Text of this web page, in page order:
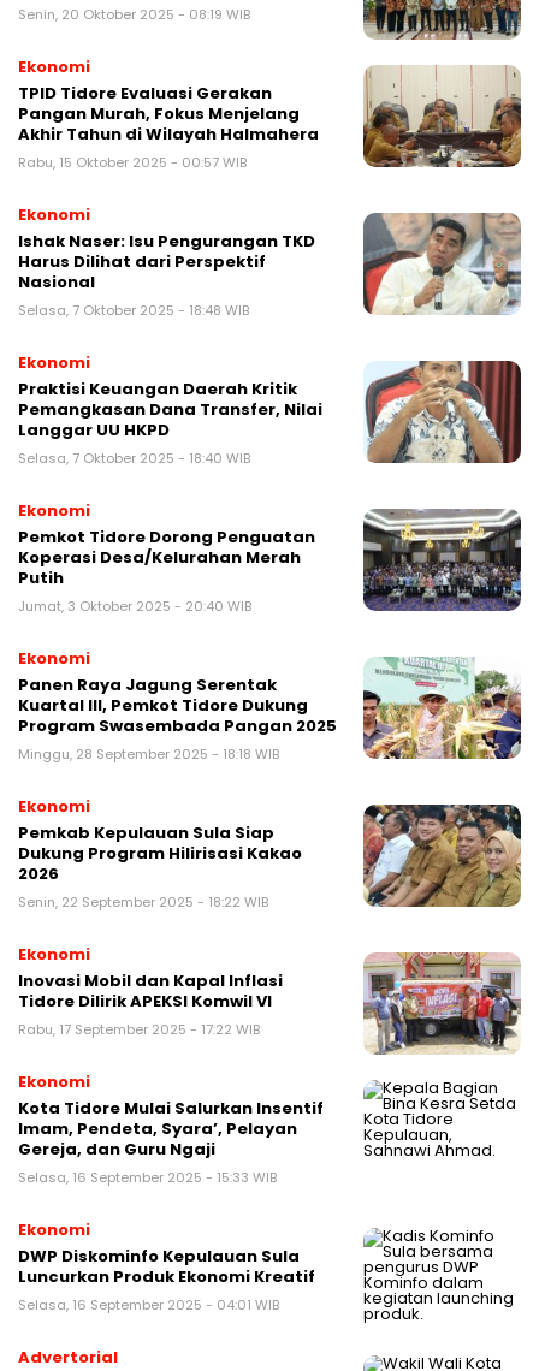
Senin, 20 Oktober 2025 - 08:19 WIB
Ekonomi
TPID Tidore Evaluasi Gerakan
Pangan Murah, Fokus Menjelang
Akhir Tahun di Wilayah Halmahera
Rabu, 15 Oktober 2025 - 00:57 WIB
Ekonomi
Ishak Naser: Isu Pengurangan TKD
Harus Dilihat dari Perspektif
Nasional
Selasa, 7 Oktober 2025 - 18:48 WIB
Ekonomi
Praktisi Keuangan Daerah Kritik
Pemangkasan Dana Transfer, Nilai
Langgar UU HKPD
Selasa, 7 Oktober 2025 - 18:40 WIB
Ekonomi
Pemkot Tidore Dorong Penguatan
Koperasi Desa/Kelurahan Merah
Putih
Jumat, 3 Oktober 2025 - 20:40 WIB
Ekonomi
Panen Raya Jagung Serentak
Kuartal III, Pemkot Tidore Dukung
Program Swasembada Pangan 2025
Minggu, 28 September 2025 - 18:18 WIB
Ekonomi
Pemkab Kepulauan Sula Siap
Dukung Program Hilirisasi Kakao
2026
Senin, 22 September 2025 - 18:22 WIB
Ekonomi
Inovasi Mobil dan Kapal Inflasi
Tidore Dilirik APEKSI Komwil VI
Rabu, 17 September 2025 - 17:22 WIB
Ekonomi
Kota Tidore Mulai Salurkan Insentif
Imam, Pendeta, Syara’, Pelayan
Gereja, dan Guru Ngaji
Selasa, 16 September 2025 - 15:33 WIB
Ekonomi
DWP Diskominfo Kepulauan Sula
Luncurkan Produk Ekonomi Kreatif
Selasa, 16 September 2025 - 04:01 WIB
Advertorial